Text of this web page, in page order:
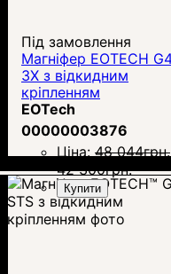
Під замовлення
Магніфер EOTECH
3X з відкидним
кріпленням
EOTech
00000003876
Ціна: 48 044грн.
42 300грн.
Купити